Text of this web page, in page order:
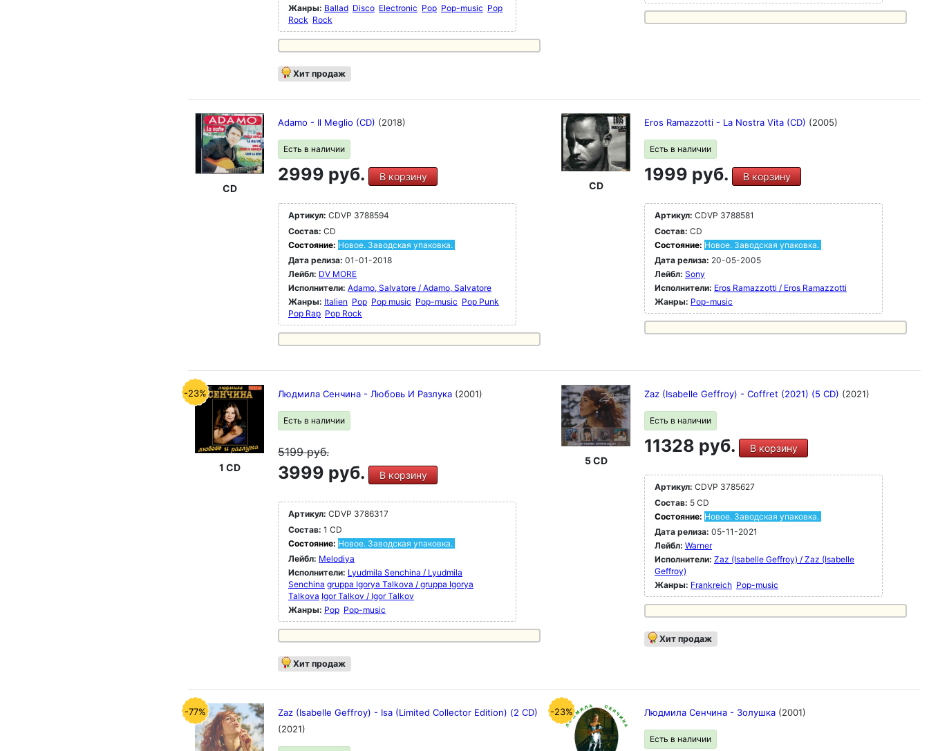
Жанры: Ballad Disco Electronic Pop Pop-music Pop
Rock Rock
Хит продаж
CD
Adamo - Il Meglio (CD) (2018)
Есть в наличии
2999 руб. В корзину
Артикул: CDVP 3788594
Состав: CD
Состояние: Новое. Заводская упаковка.
Дата релиза: 01-01-2018
Лейбл: DV MORE
Исполнители: Adamo, Salvatore / Adamo, Salvatore
Жанры: Italien Pop Pop music Pop-music Pop Punk
Pop Rap Pop Rock
CD
Eros Ramazzotti - La Nostra Vita (CD) (2005)
Есть в наличии
1999 руб. В корзину
Артикул: CDVP 3788581
Состав: CD
Состояние: Новое. Заводская упаковка.
Дата релиза: 20-05-2005
Лейбл: Sony
Исполнители: Eros Ramazzotti / Eros Ramazzotti
Жанры: Pop-music
-23%
1 CD
Людмила Сенчина - Любовь И Разлука (2001)
Есть в наличии
5199руб.
3999 руб. В корзину
Артикул: CDVP 3786317
Состав: 1 CD
Состояние: Новое. Заводская упаковка.
Лейбл: Melodiya
Исполнители: Lyudmila Senchina / Lyudmila
Senchina gruppa Igorya Talkova / gruppa Igorya
Talkova Igor Talkov / Igor Talkov
Жанры: Pop Pop-music
Хит продаж
5 CD
Zaz (Isabelle Geffroy) - Coffret (2021) (5 CD) (2021)
Есть в наличии
11328 руб. В корзину
Артикул: CDVP 3785627
Состав: 5 CD
Состояние: Новое. Заводская упаковка.
Дата релиза: 05-11-2021
Лейбл: Warner
Исполнители: Zaz (Isabelle Geffroy) / Zaz (Isabelle
Geffroy)
Жанры: Frankreich Pop-music
Хит продаж
-77%
Zaz (Isabelle Geffroy) - Isa (Limited Collector Edition) (2 CD)
(2021)
-23% Людмила Сенчина - Золушка (2001)
Есть в наличии